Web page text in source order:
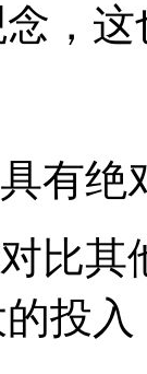
，
有绝
比
投